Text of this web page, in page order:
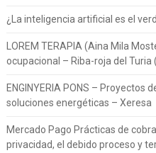
¿La inteligencia artificial es el
LOREM TERAPIA (Aina Mila
ocupacional – Riba-roja del Turia
ENGINYERIA PONS – Proyectos
soluciones energéticas – Xeresa
Mercado Pago Prácticas de
privacidad, el debido proceso y